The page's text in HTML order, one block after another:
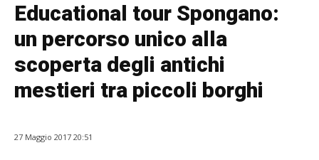
Educational tour Spongano:
un percorso unico alla
scoperta degli antichi
mestieri tra piccoli borghi
27 Maggio 2017 20:51